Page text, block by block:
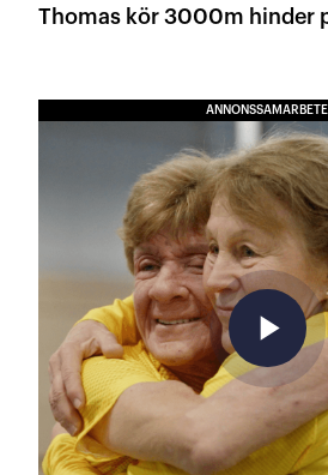
Thomas kör 3000m hinder
ANNONSSAMARBETE
play_arrow